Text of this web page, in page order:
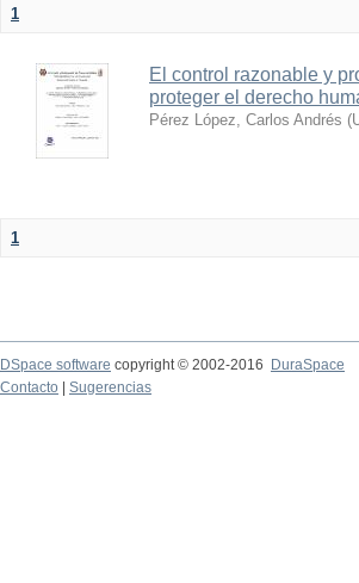
1
El control razonable y
proteger el derecho
Pérez López, Carlos Andrés (
1
DSpace software copyright © 2002-2016
DuraSpace
Contacto
Sugerencias